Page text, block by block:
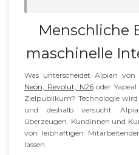
Menschliche
maschinelle
Was unterscheidet Alpian
Neon, Revolut, N26oder Yapeal
Zielpublikum? Technologie
und deshalb versucht
überzeugen. Kundinnen und
von leibhaftigen
lassen.